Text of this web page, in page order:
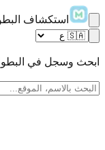
استكشاف
ابحث وسجل في